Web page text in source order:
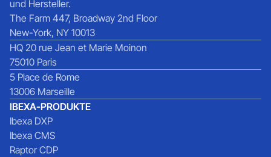
und Hersteller.
The Farm 447, Broadway 2nd Floor
New-York, NY 10013
HQ 20 rue Jean et Marie Moinon
75010 Paris
5 Place de Rome
13006 Marseille
IBEXA-PRODUKTE
Ibexa DXP
Ibexa CMS
Raptor CDP